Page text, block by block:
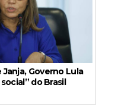
Governo Lula
do Brasil